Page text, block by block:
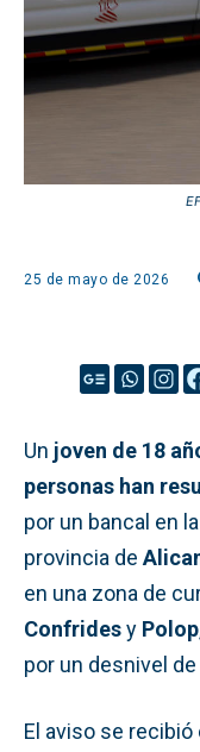
25 de mayo de 2026
Un joven de 18
personas han
por un bancal en la
provincia de
en una zona de
Confridesy Polop
por un desnivel
El aviso se